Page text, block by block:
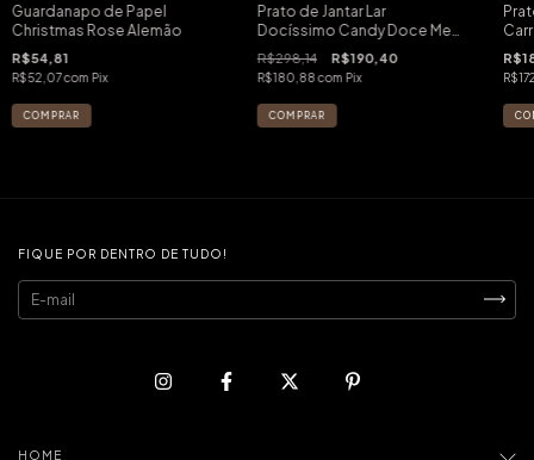
Guardanapo de Papel
Christmas Rose Alemão
R$54,81
R$52,07com Pix
Prato de Jantar Lar
Docíssimo Candy Doce Mel
Candy
R$298,14 R$190,40
R$180,88com Pix
FIQUE POR DENTRO DE TUDO!
HOME